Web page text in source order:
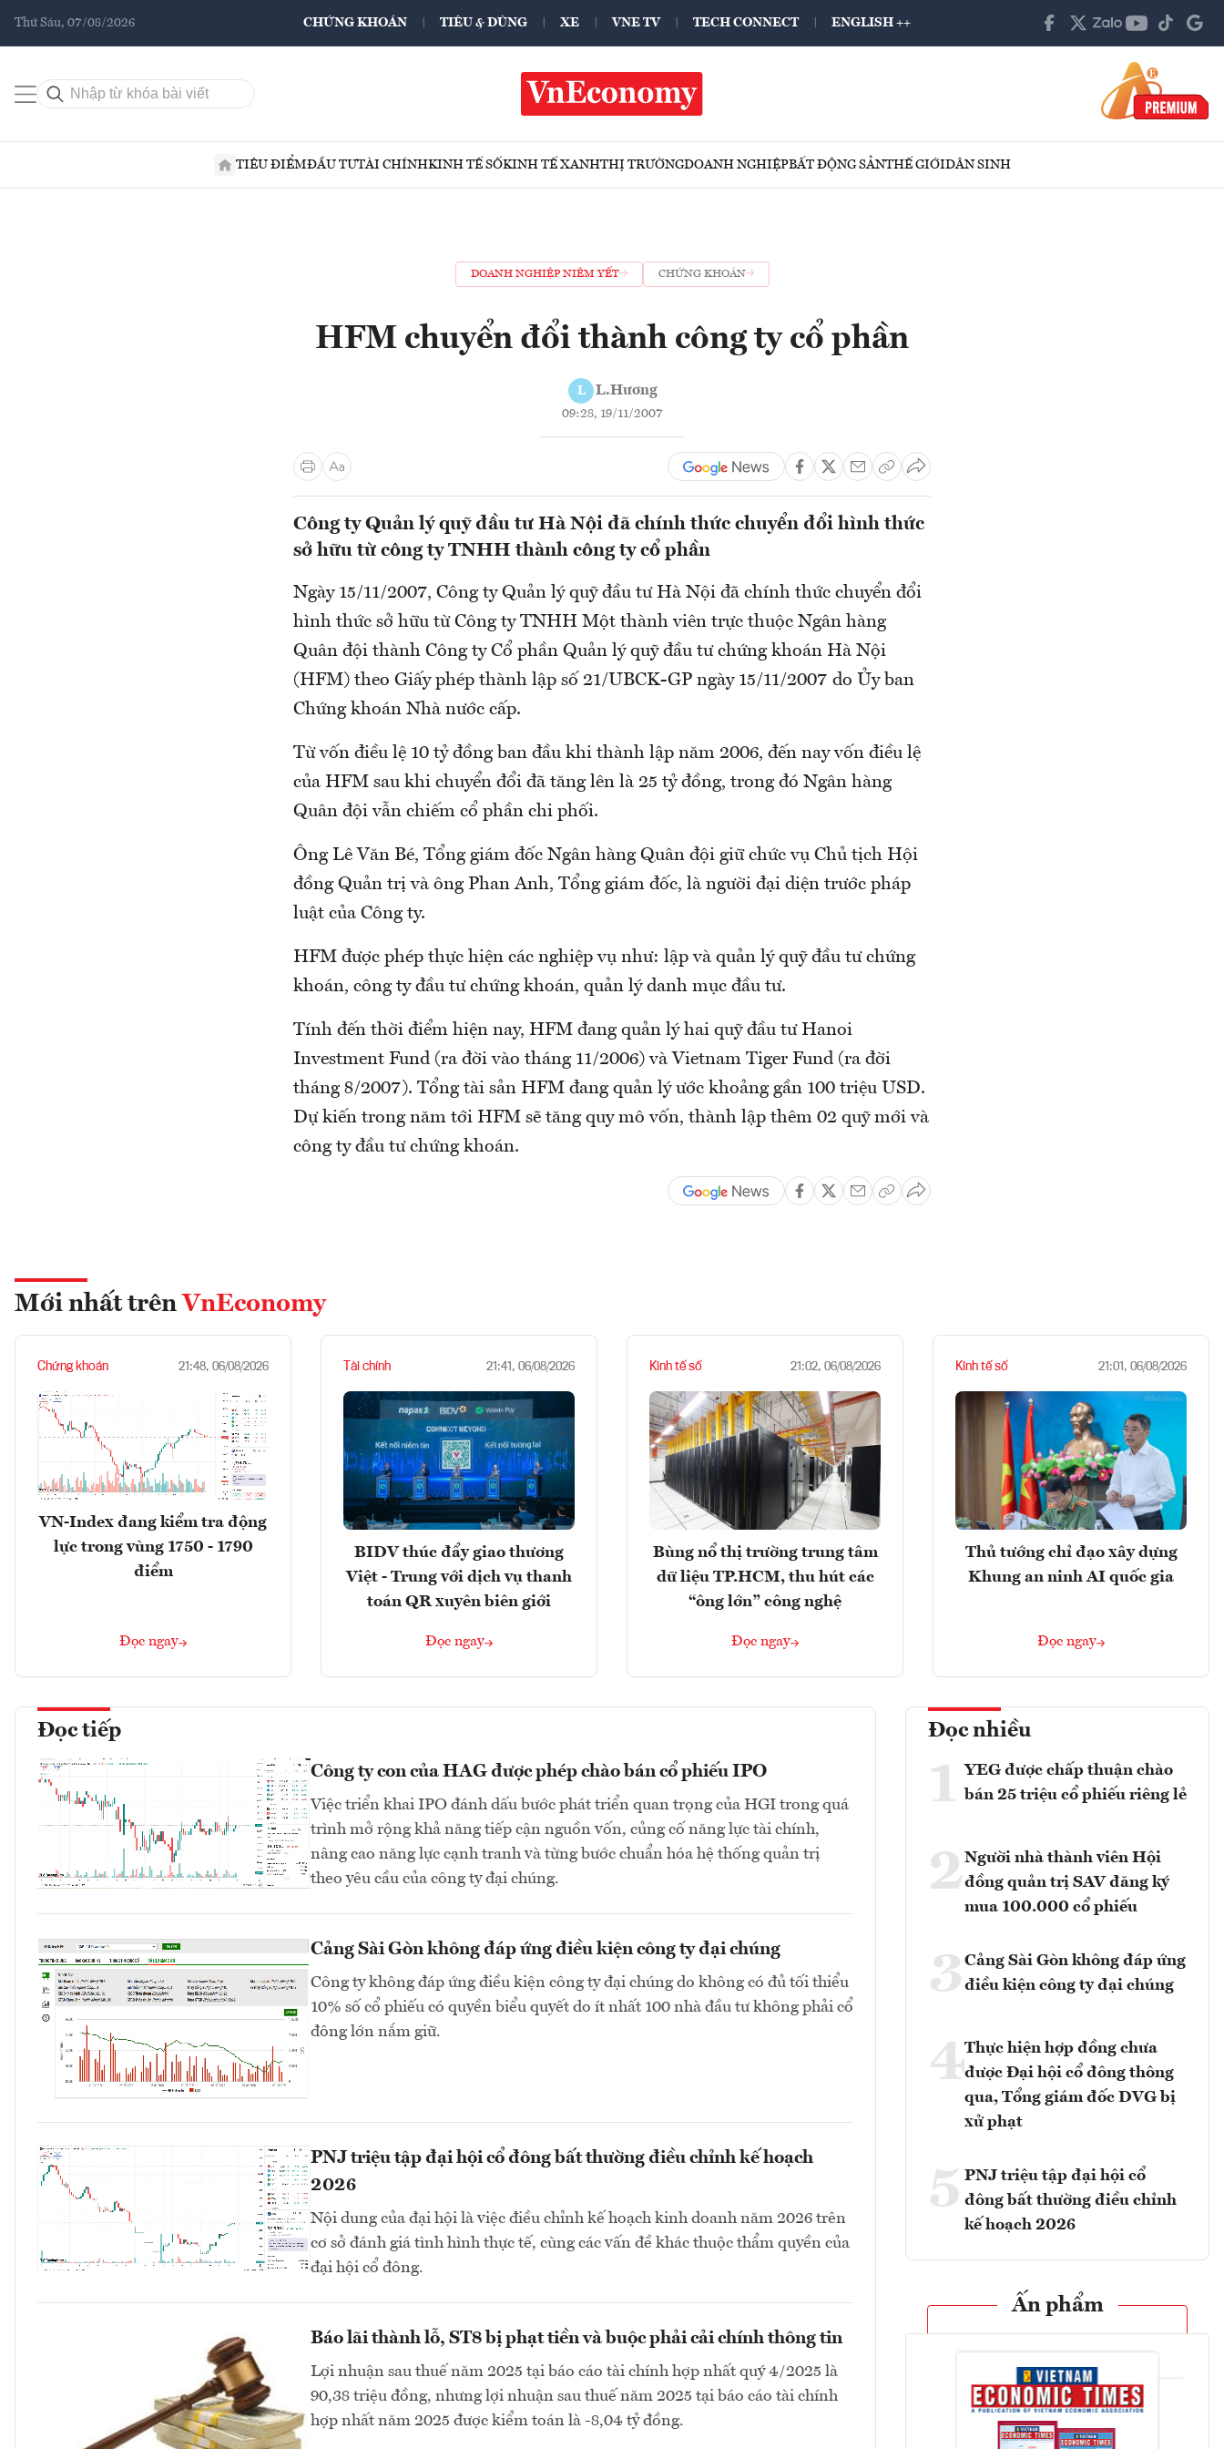
Thứ Sáu, 07/08/2026 CHỨNG KHOÁN TIÊU & DÙNG XE VNE TV TECH CONNECT ENGLISH ++
TIÊU ĐIỂMĐẦU TƯTÀI CHÍNHKINH TẾ SỐKINH TẾ XANHTHỊ TRƯỜNGDOANH NGHIỆPBẤT ĐỘNG SẢNTHẾ GIỚIDÂN SINH
DOANH NGHIỆP NIÊM YẾT CHỨNG KHOÁN
HFM chuyển đổi thành công ty cổ phần
L L.Hương
09:28, 19/11/2007
Công ty Quản lý quỹ đầu tư Hà Nội đã chính thức chuyển đổi hình thức
sở hữu từ công ty TNHH thành công ty cổ phần
Ngày 15/11/2007, Công ty Quản lý quỹ đầu tư Hà Nội đã chính thức chuyển đổi
hình thức sở hữu từ Công ty TNHH Một thành viên trực thuộc Ngân hàng
Quân đội thành Công ty Cổ phần Quản lý quỹ đầu tư chứng khoán Hà Nội
(HFM) theo Giấy phép thành lập số 21/UBCK-GP ngày 15/11/2007 do Ủy ban
Chứng khoán Nhà nước cấp.
Từ vốn điều lệ 10 tỷ đồng ban đầu khi thành lập năm 2006, đến nay vốn điều lệ
của HFM sau khi chuyển đổi đã tăng lên là 25 tỷ đồng, trong đó Ngân hàng
Quân đội vẫn chiếm cổ phần chi phối.
Ông Lê Văn Bé, Tổng giám đốc Ngân hàng Quân đội giữ chức vụ Chủ tịch Hội
đồng Quản trị và ông Phan Anh, Tổng giám đốc, là người đại diện trước pháp
luật của Công ty.
HFM được phép thực hiện các nghiệp vụ như: lập và quản lý quỹ đầu tư chứng
khoán, công ty đầu tư chứng khoán, quản lý danh mục đầu tư.
Tính đến thời điểm hiện nay, HFM đang quản lý hai quỹ đầu tư Hanoi
Investment Fund (ra đời vào tháng 11/2006) và Vietnam Tiger Fund (ra đời
tháng 8/2007). Tổng tài sản HFM đang quản lý ước khoảng gần 100 triệu USD.
Dự kiến trong năm tới HFM sẽ tăng quy mô vốn, thành lập thêm 02 quỹ mới và
công ty đầu tư chứng khoán.
Mới nhất trên VnEconomy
Chứng khoán 21:48, 06/08/2026
VN-Index đang kiểm tra động
lực trong vùng 1750 - 1790
điểm
Đọc ngay
Tài chính 21:41, 06/08/2026
BIDV thúc đẩy giao thương
Việt - Trung với dịch vụ thanh
toán QR xuyên biên giới
Đọc ngay
Kinh tế số 21:02, 06/08/2026
Bùng nổ thị trường trung tâm
dữ liệu TP.HCM, thu hút các
“ông lớn” công nghệ
Đọc ngay
Kinh tế số 21:01, 06/08/2026
Thủ tướng chỉ đạo xây dựng
Khung an ninh AI quốc gia
Đọc ngay
Đọc tiếp
Công ty con của HAG được phép chào bán cổ phiếu IPO
Việc triển khai IPO đánh dấu bước phát triển quan trọng của HGI trong quá
trình mở rộng khả năng tiếp cận nguồn vốn, củng cố năng lực tài chính,
nâng cao năng lực cạnh tranh và từng bước chuẩn hóa hệ thống quản trị
theo yêu cầu của công ty đại chúng.
Cảng Sài Gòn không đáp ứng điều kiện công ty đại chúng
Công ty không đáp ứng điều kiện công ty đại chúng do không có đủ tối thiểu
10% số cổ phiếu có quyền biểu quyết do ít nhất 100 nhà đầu tư không phải cổ
đông lớn nắm giữ.
PNJ triệu tập đại hội cổ đông bất thường điều chỉnh kế hoạch
2026
Nội dung của đại hội là việc điều chỉnh kế hoạch kinh doanh năm 2026 trên
cơ sở đánh giá tình hình thực tế, cùng các vấn đề khác thuộc thẩm quyền của
đại hội cổ đông.
Báo lãi thành lỗ, ST8 bị phạt tiền và buộc phải cải chính thông tin
Lợi nhuận sau thuế năm 2025 tại báo cáo tài chính hợp nhất quý 4/2025 là
90,38 triệu đồng, nhưng lợi nhuận sau thuế năm 2025 tại báo cáo tài chính
hợp nhất năm 2025 được kiểm toán là -8,04 tỷ đồng.
Đọc nhiều
1 YEG được chấp thuận chào
bán 25 triệu cổ phiếu riêng lẻ
2Người nhà thành viên Hội
đồng quản trị SAV đăng ký
mua 100.000 cổ phiếu
3 Cảng Sài Gòn không đáp ứng
điều kiện công ty đại chúng
4Thực hiện hợp đồng chưa
được Đại hội cổ đông thông
qua, Tổng giám đốc DVG bị
xử phạt
5 PNJ triệu tập đại hội cổ
đông bất thường điều chỉnh
kế hoạch 2026
Ấn phẩm